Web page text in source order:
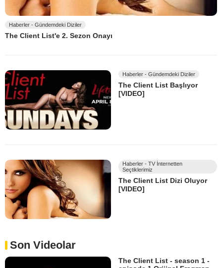
Haberler - Gündemdeki Diziler
The Client List'e 2. Sezon Onayı
Haberler - Gündemdeki Diziler
The Client List Başlıyor
[VIDEO]
Haberler - TV İnternetten
Seçtiklerimiz
The Client List Dizi Oluyor
[VIDEO]
Son Videolar
The Client List - season 1 -